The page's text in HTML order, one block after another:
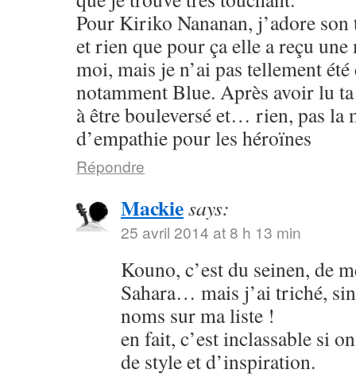
Pour Kiriko Nananan, j’adore
et rien que pour ça elle a reçu
moi, mais je n’ai pas tellement
notamment Blue. Après avoir lu
à être bouleversé et… rien, pas la
d’empathie pour les héroïnes
Répondre
Mackiesays:
25 avril 2014 at 8 h 13 min
Kouno, c’est du seinen, de
Sahara… mais j’ai triché,
noms sur ma liste !
en fait, c’est inclassable si
de style et d’inspiration.